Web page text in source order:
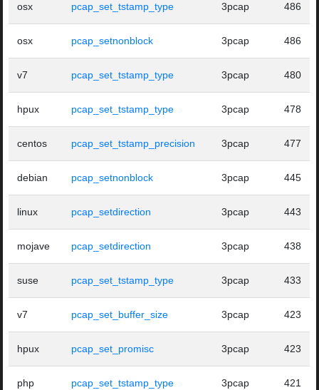
osx pcap_set_tstamp_type 3pcap 486
osx pcap_setnonblock 3pcap 486
v7 pcap_set_tstamp_type 3pcap 480
hpux pcap_set_tstamp_type 3pcap 478
centos pcap_set_tstamp_precision 3pcap 477
debian pcap_setnonblock 3pcap 445
linux pcap_setdirection 3pcap 443
mojave pcap_setdirection 3pcap 438
suse pcap_set_tstamp_type 3pcap 433
v7 pcap_set_buffer_size 3pcap 423
hpux pcap_set_promisc 3pcap 423
php pcap_set_tstamp_type 3pcap 421